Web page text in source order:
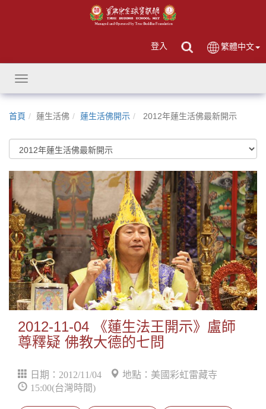
登入 繁體中文
Toggle
navigation
首頁 蓮生活佛 蓮生活佛開示 2012年蓮生活佛最新開示
2012-11-04 《蓮生法王開示》盧師
尊釋疑 佛教大德的七問
日期：2012/11/04
地點：美國彩虹雷藏寺
15:00(台灣時間)